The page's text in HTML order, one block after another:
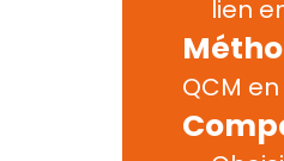
lien
QCM